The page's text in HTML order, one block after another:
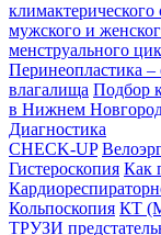
мужского и
менструального
Перинеопластика
влагалища Подбор
в Нижнем
Диагностика
CHECK-UP
Гистероскопия Как
Кольпоскопия КТ
ТРУЗИ